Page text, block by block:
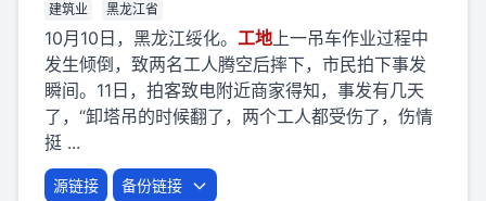
建筑业
黑龙江省
10月10日，黑龙江绥化。 工地上一吊车作业过程中
发生倾倒，致两名工人腾空后摔下，市民拍下事发
瞬间。11日，拍客致电附近商家得知，事发有几天
了，“卸塔吊的时候翻了，两个工人都受伤了，伤情
挺 ...
源链接 备份链接